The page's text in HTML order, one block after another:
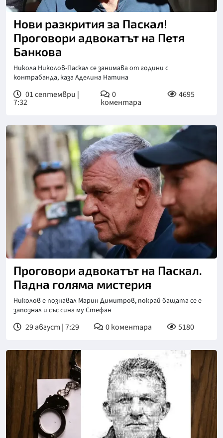
Нови разкрития за Паскал!
Проговори адвокатът на Петя
Банкова
Никола Николов-Паскал се занимава от години с
контрабанда, каза Аделина Натина
01 септември |
7:32
0
коментара
4695
Снимка: БТА
Проговори адвокатът на Паскал.
Падна голяма мистерия
Николов е познавал Марин Димитров, покрай бащата се е
запознал и със сина му Стефан
29 август | 7:29 0коментара 5180